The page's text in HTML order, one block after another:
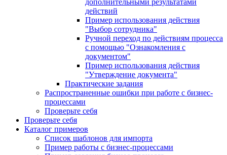
дополнительными результатами
действий
Пример использования действия
"Выбор сотрудника"
Ручной переход по действиям процесса
с помощью "Ознакомления с
документом"
Пример использования действия
"Утверждение документа"
Практические задания
Распространенные ошибки при работе с бизнес-
процессами
Проверьте себя
Проверьте себя
Каталог примеров
Список шаблонов для импорта
Пример работы с бизнес-процессами